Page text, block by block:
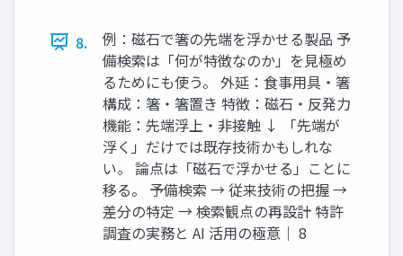
8.
例：磁石で箸の先端を浮かせる製品 予
備検索は「何が特徴なのか」を見極め
るためにも使う。 外延：食事用具・箸
構成：箸・箸置き 特徴：磁石・反発力
機能：先端浮上・非接触 ↓ 「先端が
浮く」だけでは既存技術かもしれな
い。 論点は「磁石で浮かせる」ことに
移る。 予備検索 → 従来技術の把握 →
差分の特定 → 検索観点の再設計 特許
調査の実務と AI 活用の極意｜ 8